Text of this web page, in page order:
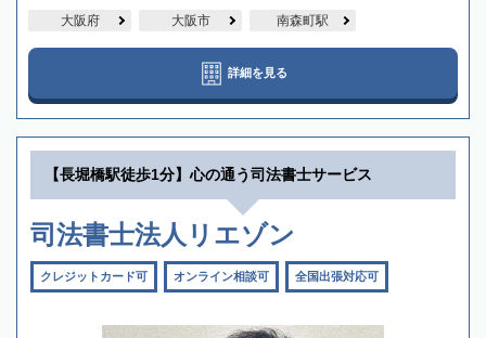
大阪府 大阪市 南森町駅
詳細を見る
【長堀橋駅徒歩1分】心の通う司法書士サービス
司法書士法人リエゾン
クレジットカード可 オンライン相談可 全国出張対応可